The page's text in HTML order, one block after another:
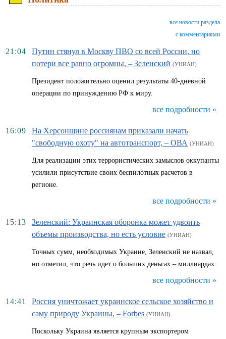
все новости раздела
с комментариями
21:04
Путин стянул в Москву ПВО со всей России, но
потери все равно огромны, – Зеленский (УНИАН)
Президент положительно оценил результаты 40-дневной
операции по принуждению РФ к миру.
все подробности »
16:09
На Херсонщине россиянам приказали начать
"свободную охоту" на автотранспорт, – ОВА (УНИАН)
Для реализации этих террористических замыслов оккупанты
усилили присутствие своих беспилотных расчетов в
регионе.
все подробности »
15:13
Зеленский: Украинская оборонка может удвоить
объемы производства, но есть условие (УНИАН)
Точных сумм, необходимых Украине, Зеленский не назвал,
но отметил, что речь идет о больших деньгах – миллиардах.
все подробности »
14:41
Россия уничтожает украинское сельское хозяйство и
саму природу Украины, – Forbes (УНИАН)
Поскольку Украина является крупным экспортером